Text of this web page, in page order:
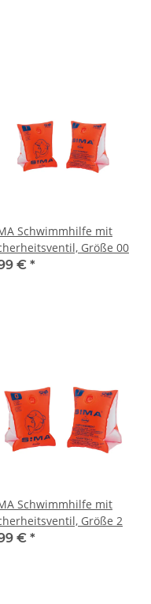
Schwimmhilfe mit
Größe 00
€ *
Schwimmhilfe mit
Größe 2
€ *